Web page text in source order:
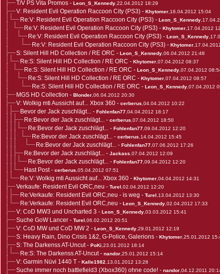
T/V PS Vita Promos - Leon_S_Kennedy ,22.04.2012 18:29
V: Resident Evil Operation Raccoon City (PS3) - Khytomer ,16.04.2012 15:04
Re:V: Resident Evil Operation Raccoon City (PS3) - Leon_S_Kennedy
Re:V: Resident Evil Operation Raccoon City (PS3) - Khytomer ,17.04.2012
Re:V: Resident Evil Operation Raccoon City (PS3) - Leon_S_Kennedy
Re:V: Resident Evil Operation Raccoon City (PS3) - Khytomer
S: Silent Hill HD Collection / RE ORC - Leon_S_Kennedy ,06.04.2012 21:48
Re:S: Silent Hill HD Collection / RE ORC - Khytomer ,07.04.2012 08:37
Re:S: Silent Hill HD Collection / RE ORC - Leon_S_Kennedy ,07.04.2012
Re:S: Silent Hill HD Collection / RE ORC - Khytomer ,07.04.2012 08:57
Re:S: Silent Hill HD Collection / RE ORC - Leon_S_Kennedy ,07.04.2012
MGS HD Collection - Blonder ,06.04.2012 20:30
V: Wolkig mti Aussicht auf... Xbox 360 - cerberus ,04.04.2012 10:22
Bevor der Jack zuschlägt... - Fohlenfan77 ,04.04.2012 18:17
Re:Bevor der Jack zuschlägt... - cerberus ,07.04.2012 18:50
Re:Bevor der Jack zuschlägt... - Fohlenfan77 ,09.04.2012 12:20
Re:Bevor der Jack zuschlägt... - cerberus ,14.04.2012 15:45
Re:Bevor der Jack zuschlägt... - Fohlenfan77 ,07.06.2012 17:26
Re:Bevor der Jack zuschlägt... - Jackass ,07.04.2012 12:09
Re:Bevor der Jack zuschlägt... - Fohlenfan77 ,09.04.2012 12:20
Hast Post- cerberus ,05.04.2012 07:51
Re:V: Wolkig mti Aussicht auf... Xbox 360 - Khytomer ,04.04.2012 14:31
Verkaufe: Resident Evil ORC,neu - Turel ,02.04.2012 12:20
Re:Verkaufe: Resident Evil ORC,neu - is weg - Turel ,13.04.2012 13:30
Re:Verkaufe: Resident Evil ORC,neu - Leon_S_Kennedy ,02.04.2012 17:33
V: CoD MW3 und Uncharted 3 - Leon_S_Kennedy ,03.03.2012 15:41
Suche GoW Lancer - Turel ,06.02.2012 20:51
V: CoD MW und CoD MW 2 - Leon_S_Kennedy ,29.01.2012 12:19
S: Heavy Rain, Dino Crisis 1&2, G-Police, Galerions - Khytomer ,25.01.2012
S: The Darkenss AT-Uncut- PoKi ,23.01.2012 18:14
Re:S: The Darkenss AT-Uncut- nandor ,25.01.2012 15:14
V: Garmin Nüvi 1440 T - Kalle1982 ,13.01.2012 13:28
Suche immer noch battlefield3 (Xbox360) ohne code! - nandor ,04.12.2011